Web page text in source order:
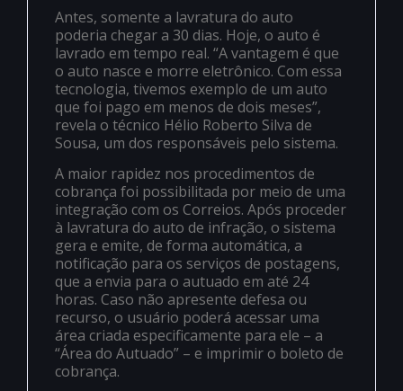
Antes, somente a lavratura do auto
poderia chegar a 30 dias. Hoje, o auto é
lavrado em tempo real. “A vantagem é que
o auto nasce e morre eletrônico. Com essa
tecnologia, tivemos exemplo de um auto
que foi pago em menos de dois meses”,
revela o técnico Hélio Roberto Silva de
Sousa, um dos responsáveis pelo sistema.
A maior rapidez nos procedimentos de
cobrança foi possibilitada por meio de uma
integração com os Correios. Após proceder
à lavratura do auto de infração, o sistema
gera e emite, de forma automática, a
notificação para os serviços de postagens,
que a envia para o autuado em até 24
horas. Caso não apresente defesa ou
recurso, o usuário poderá acessar uma
área criada especificamente para ele – a
“Área do Autuado” – e imprimir o boleto de
cobrança.